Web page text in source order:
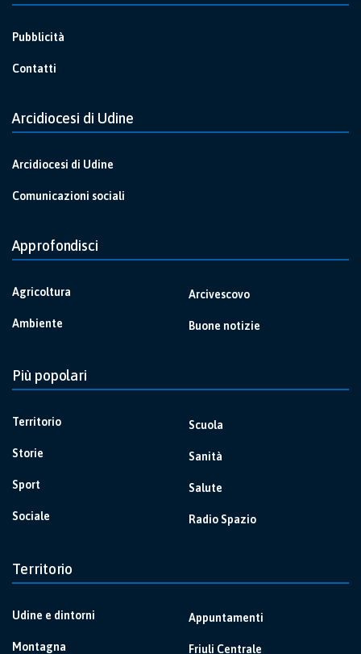
Pubblicità
Contatti
Arcidiocesi di Udine
Arcidiocesi di Udine
Comunicazioni sociali
Approfondisci
Agricoltura
Ambiente
Arcivescovo
Buone notizie
Più popolari
Territorio
Storie
Sport
Sociale
Scuola
Sanità
Salute
Radio Spazio
Territorio
Udine e dintorni
Montagna
Appuntamenti
Friuli Centrale